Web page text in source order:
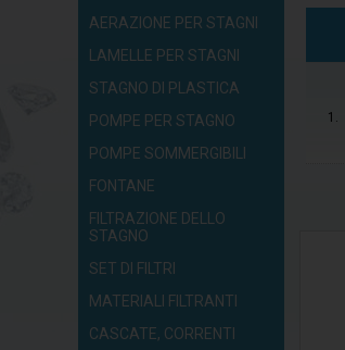
AERAZIONE PER STAGNI
LAMELLE PER STAGNI
STAGNO DI PLASTICA
POMPE PER STAGNO
POMPE SOMMERGIBILI
FONTANE
FILTRAZIONE DELLO
STAGNO
SET DI FILTRI
MATERIALI FILTRANTI
CASCATE, CORRENTI
1.